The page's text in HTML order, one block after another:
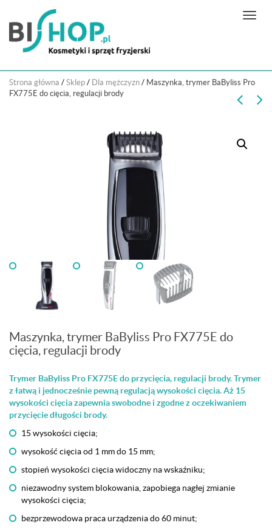
N
g
a
Strona główna / Sklep / Dla mężczyzn / Maszynka, trymer BaByliss Pro
FX775E do cięcia, regulacji brody
Maszynka, trymer BaByliss Pro FX775E do
cięcia, regulacji brody
Trymer BaByliss Pro FX775E do przycięcia, regulacji brody. Trymer
z łatwą i jednocześnie pewną regulacją wysokości cięcia. Aż 15
wysokości cięcia zapewnia swobodne i zgodne z oczekiwaniem
przycięcie długości brody.
15 wysokości cięcia;
wysokość cięcia od 1 mm do 15 mm;
stopień wysokości cięcia widoczny na wskaźniku;
niezawodny system blokowania, zapobiega nagłej zmianie
wysokości cięcia;
bezprzewodowa praca urządzenia do 60 minut;